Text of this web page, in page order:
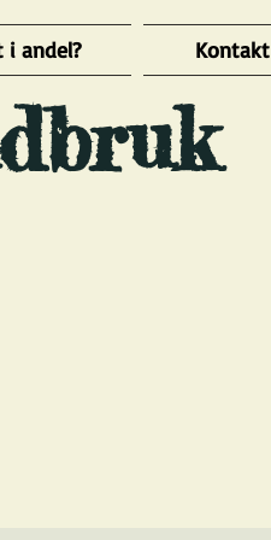
i andel? Kontakt